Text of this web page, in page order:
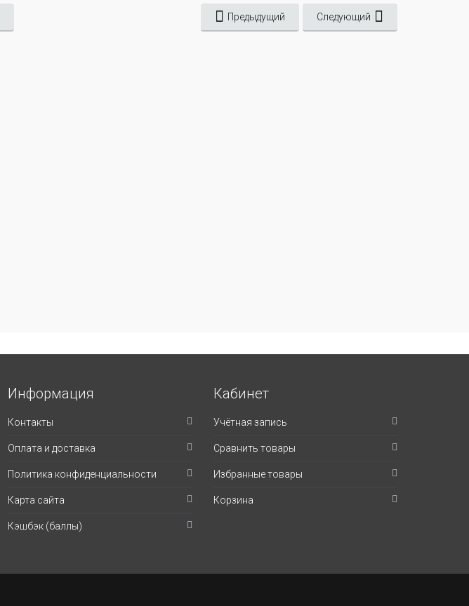
Предыдущий Следующий
Информация
Контакты
Оплата и доставка
Политика конфиденциальности
Карта сайта
Кэшбэк (баллы)
Кабинет
Учётная запись
Сравнить товары
Избранные товары
Корзина